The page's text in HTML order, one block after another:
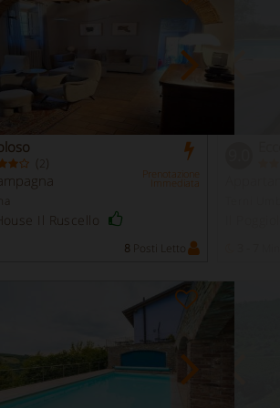
(2 )
Prenotazione
Immediata
Il Ruscello
8 Posti Letto